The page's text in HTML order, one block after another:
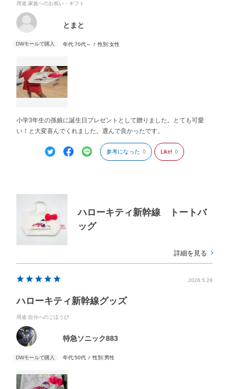
用途:家族へのお祝い・ギフト
とまと
年代:70代～ 性別:女性
小学3年生の孫娘に誕生日プレゼントとして贈りました。とても可愛
い！と大変喜んでくれました。選んで良かったです。
参考になった 0 Like! 0
ハローキティ新幹線 トートバ
ッグ
詳細を見る
2026.5.28
ハローキティ新幹線グッズ
用途:自分へのごほうび
特急ソニック883
年代:50代 性別:男性